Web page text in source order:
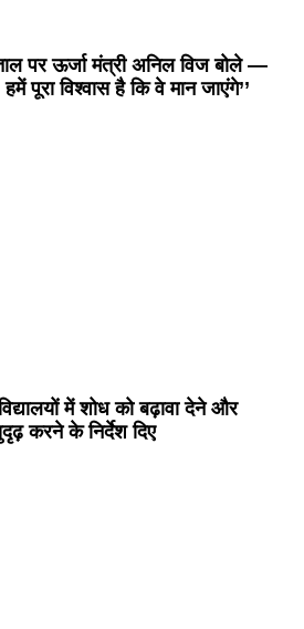
पर ऊर्जा मंत्री अनिल विज बोले —
पूरा विश्वास है कि वे मान जाएंगे’’
में शोध को बढ़ावा देने और
करने के निर्देश दिए